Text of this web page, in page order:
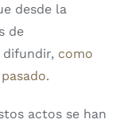
desde la
de
difundir, como
actos se han